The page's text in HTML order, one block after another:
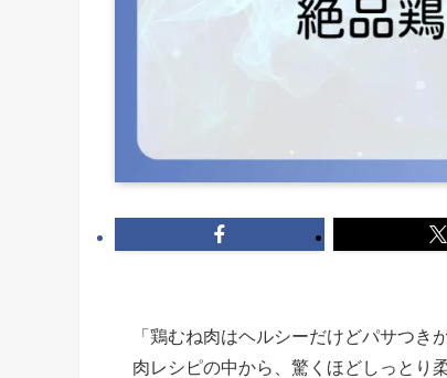
「鶏むね肉はヘルシーだけどパサつ
肉レシピの中から、驚くほどしっとり